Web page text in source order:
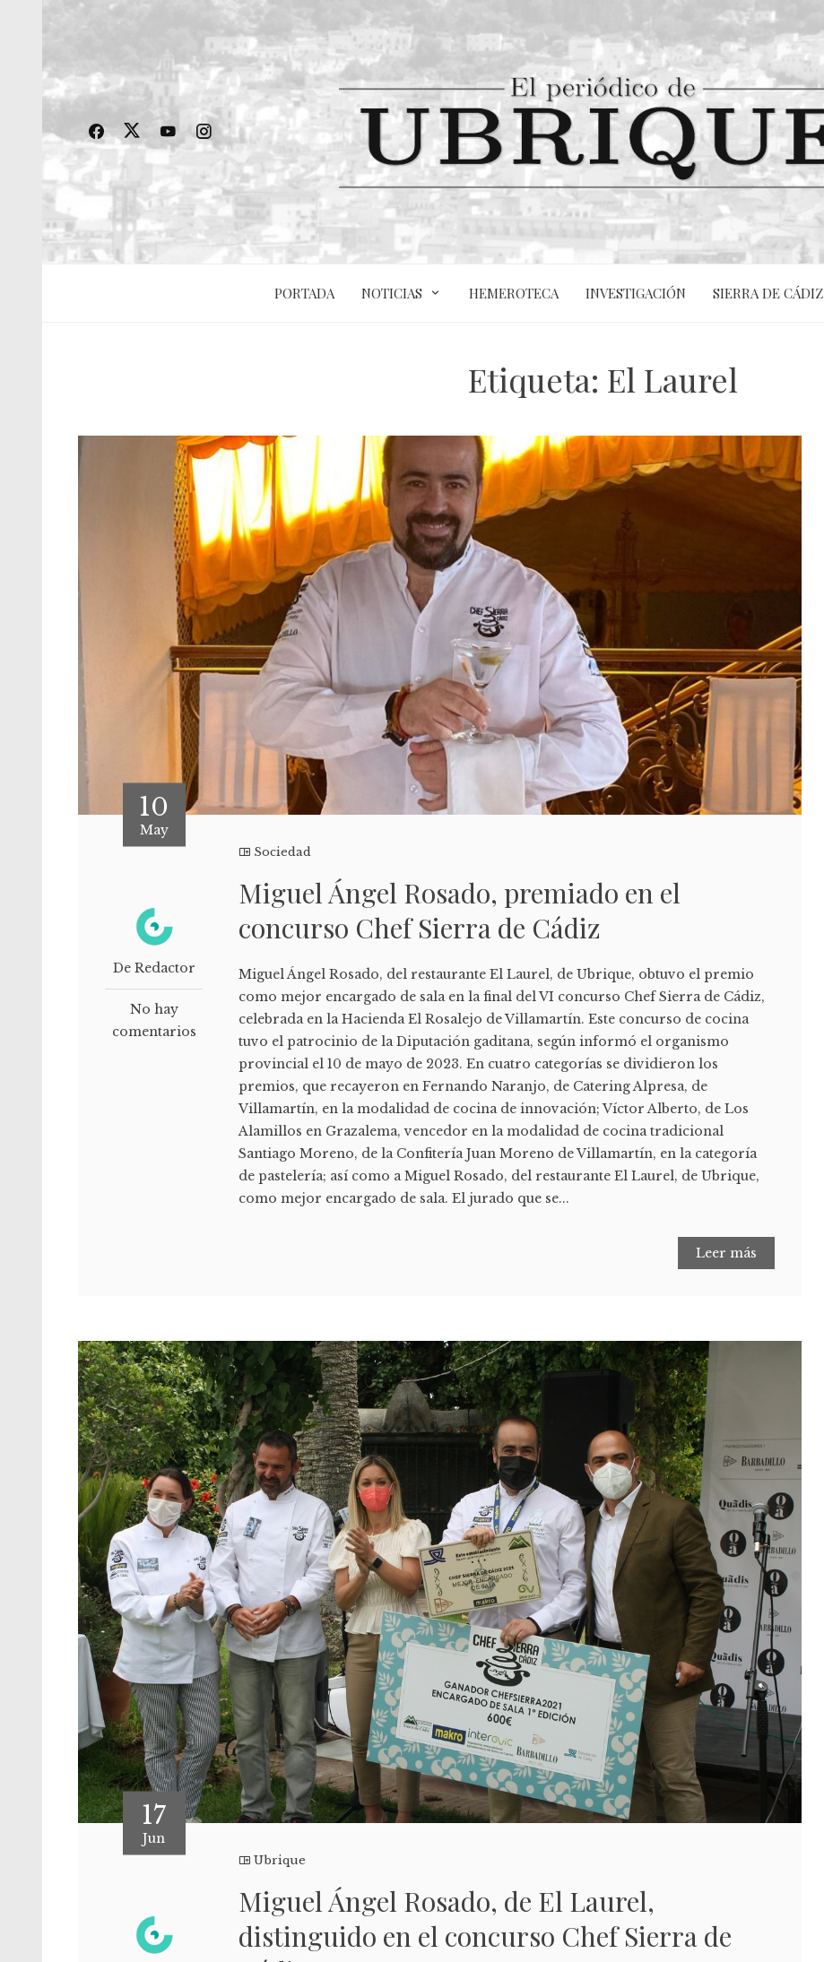
PORTADA NOTICIAS HEMEROTECA INVESTIGACIÓN SIERRA DE CÁDIZ
Etiqueta: El Laurel
10
May
De Redactor
No hay
comentarios
Sociedad
Miguel Ángel Rosado, premiado en el
concurso Chef Sierra de Cádiz
Miguel Ángel Rosado, del restaurante El Laurel, de Ubrique, obtuvo el premio
como mejor encargado de sala en la final del VI concurso Chef Sierra de Cádiz,
celebrada en la Hacienda El Rosalejo de Villamartín. Este concurso de cocina
tuvo el patrocinio de la Diputación gaditana, según informó el organismo
provincial el 10 de mayo de 2023. En cuatro categorías se dividieron los
premios, que recayeron en Fernando Naranjo, de Catering Alpresa, de
Villamartín, en la modalidad de cocina de innovación; Víctor Alberto, de Los
Alamillos en Grazalema, vencedor en la modalidad de cocina tradicional
Santiago Moreno, de la Confitería Juan Moreno de Villamartín, en la categoría
de pastelería; así como a Miguel Rosado, del restaurante El Laurel, de Ubrique,
como mejor encargado de sala. El jurado que se...
Leer más
17
Jun
Ubrique
Miguel Ángel Rosado, de El Laurel,
distinguido en el concurso Chef Sierra de